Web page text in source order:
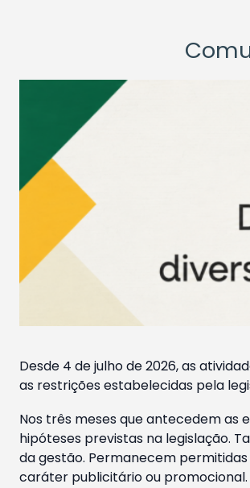
Desde 4 de julho de 2026, as
as restrições estabelecidas pela
Nos três meses que antecedem as
hipóteses previstas na legislação.
da gestão. Permanecem
caráter publicitário ou promocional.